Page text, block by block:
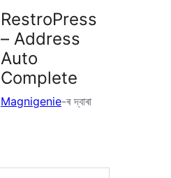
RestroPress
– Address
Auto
Complete
Magnigenie-ৰ দ্বাৰা